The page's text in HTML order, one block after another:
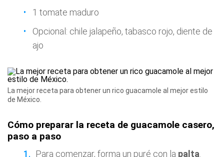
1 tomate maduro
Opcional: chile jalapeño, tabasco rojo, diente de
ajo
La mejor receta para obtener un rico guacamole al mejor estilo
de México.
Cómo preparar la receta de guacamole casero,
paso a paso
Para comenzar, forma un puré con la palta